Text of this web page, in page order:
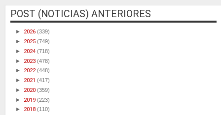
POST (NOTICIAS) ANTERIORES
► 2026 (339)
► 2025 (749)
► 2024 (718)
► 2023 (478)
► 2022(448)
► 2021 (417)
► 2020 (359)
► 2019 (223)
► 2018 (110)